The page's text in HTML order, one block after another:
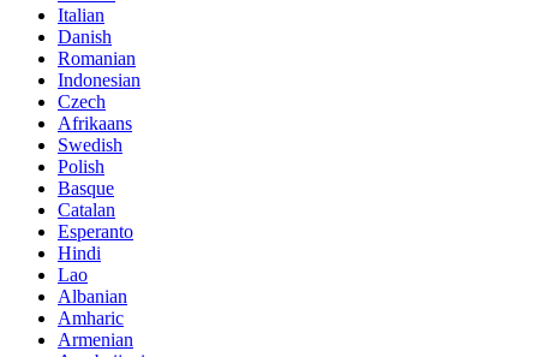
Italian
Danish
Romanian
Indonesian
Czech
Afrikaans
Swedish
Polish
Basque
Catalan
Esperanto
Hindi
Lao
Albanian
Amharic
Armenian